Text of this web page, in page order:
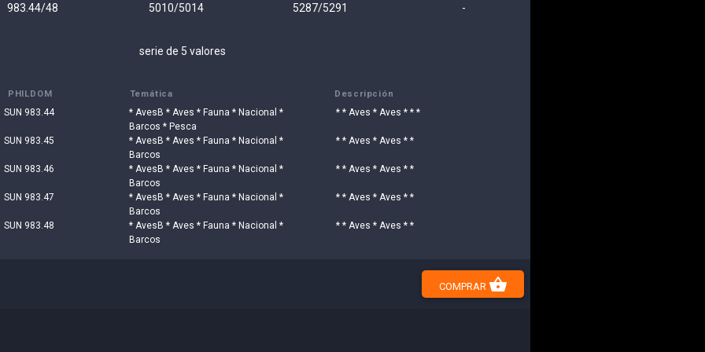
983.44/48 5010/5014 5287/5291 -
serie de 5 valores
PHILDOM Temática Descripción
SUN 983.44
* AvesB * Aves * Fauna * Nacional *
Barcos * Pesca
* * Aves * Aves * * *
SUN 983.45
* AvesB * Aves * Fauna * Nacional *
Barcos
* * Aves * Aves * *
SUN 983.46
* AvesB * Aves * Fauna * Nacional *
Barcos
* * Aves * Aves * *
SUN 983.47
* AvesB * Aves * Fauna * Nacional *
Barcos
* * Aves * Aves * *
SUN 983.48
* AvesB * Aves * Fauna * Nacional *
Barcos
* * Aves * Aves * *
COMPRAR shopping_basket